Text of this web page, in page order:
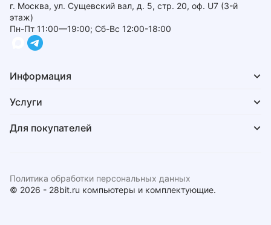
г. Москва, ул. Сущевский вал, д. 5, стр. 20, оф. U7 (3-й
этаж)
Пн-Пт 11:00—19:00; Сб-Вс 12:00-18:00
Информация
Услуги
Для покупателей
© 2026 - 28bit.ru компьютеры и комплектующие.
Политика обработки персональных данных